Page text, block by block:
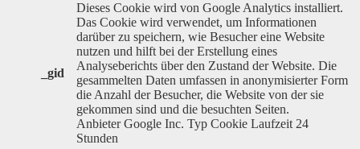
_gid
Dieses Cookie wird von Google Analytics installiert.
Das Cookie wird verwendet, um Informationen
darüber zu speichern, wie Besucher eine Website
nutzen und hilft bei der Erstellung eines
Analyseberichts über den Zustand der Website. Die
gesammelten Daten umfassen in anonymisierter Form
die Anzahl der Besucher, die Website von der sie
gekommen sind und die besuchten Seiten.
Anbieter Google Inc. Typ Cookie Laufzeit 24
Stunden